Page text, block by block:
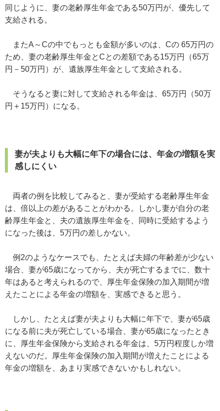
同じように、妻の老齢厚生年金である50万円が、優先して
支給される。
またA～Cの中でもっとも金額が多いのは、Cの 65万円の
ため、妻の老齢厚生年金とCとの差額である15万円（65万
円－50万円）が、遺族厚生年金として支給される。
そうなると妻に対して支給される年金は、65万円（50万
円＋15万円）になる。
妻が夫よりも大幅に年下の場合には、年金の増額を実
感しにくい
両者の例を比較してみると、妻が受給する老齢厚生年金
は、倍以上の差があることがわかる。しかし妻が自分の老
齢厚生年金と、夫の遺族厚生年金を、同時に受給するよう
になった後は、5万円の差しかない。
例2のようなケースでも、たとえば夫婦の年齢差が少ない
場合、妻が65歳になってから、夫が死亡するまでに、数十
年はあると考えられるので、厚生年金保険の加入期間が増
えたことによる年金の増額を、実感できると思う。
しかし、たとえば妻が夫よりも大幅に年下で、妻が65歳
になる前に夫が死亡している場合、妻が65歳になったとき
に、厚生年金保険から支給される年金は、5万円程度しか増
えないのだ。厚生年金保険の加入期間が増えたことによる
年金の増額を、あまり実感できないかもしれない。